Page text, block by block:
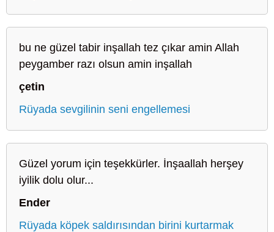
bu ne güzel tabir inşallah tez çıkar amin Allah
peygamber razı olsun amin inşallah
çetin
Rüyada sevgilinin seni engellemesi
Güzel yorum için teşekkürler. İnşaallah herşey
iyilik dolu olur...
Ender
Rüyada köpek saldırısından birini kurtarmak